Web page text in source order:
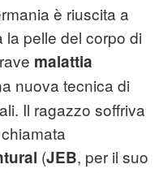
è riuscita a
la pelle del corpo di
malattia
nuova tecnica di
Il ragazzo soffriva
(JEB, per il suo